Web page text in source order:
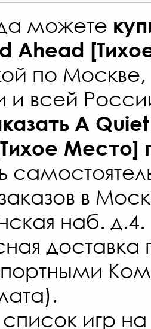
можете
Ahead
по
и всей
A
Место]
в
наб. д.4.
игр на